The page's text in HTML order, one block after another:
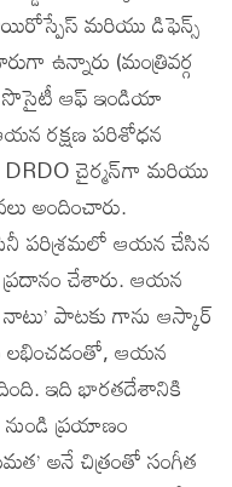
ఎయిరోస్పేస్ మరియు డిఫెన్స్
ఉన్నారు (మంత్రివర్గ
సొసైటీ ఆఫ్ ఇండియా
రక్షణ పరిశోధన
చైర్మన్‌గా మరియు
అందించారు.
సినీ పరిశ్రమలో ఆయన చేసిన
ప్రదానం చేశారు. ఆయన
నాటు’ పాటకు గాను ఆస్కార్
లభించడంతో, ఆయన
ఇది భారతదేశానికి
ప్రయాణం
అనే చిత్రంతో సంగీత